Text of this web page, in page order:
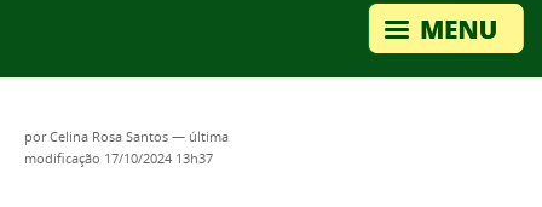
porCelina Rosa Santos — última
modificação 17/10/2024 13h37